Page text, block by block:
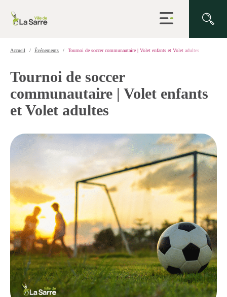
Ouvrir
la
Accueil Événements Tournoi de soccer communautaire | Volet enfants et Volet adultes
Tournoi de soccer
communautaire | Volet enfants
et Volet adultes